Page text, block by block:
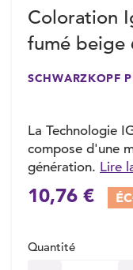
Coloration
fumé beige
SCHWARZKOPF
La Technologie
compose d'une
génération. Lire
10,76 €
Quantité